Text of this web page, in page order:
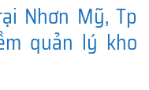
Nhơn Mỹ, Tp
quản lý kho